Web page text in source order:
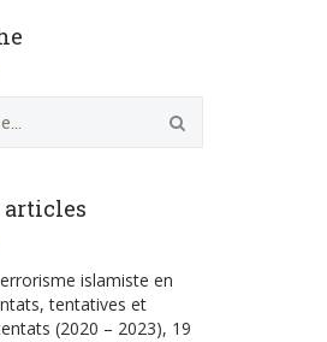
articles
islamiste en
tentatives et
(2020 – 2023), 19